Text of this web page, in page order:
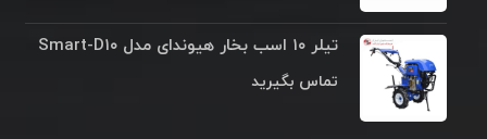
تیلر ۱۰ اسب بخار هیوندای مدل Smart-D۱۰
تماس بگیرید